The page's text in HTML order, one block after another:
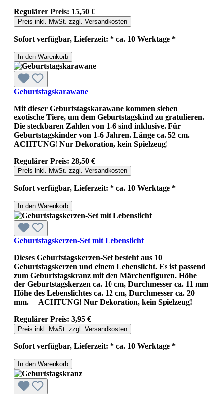
Regulärer Preis: 15,50 €
Preis inkl. MwSt. zzgl. Versandkosten
Sofort verfügbar, Lieferzeit: * ca. 10 Werktage *
In den Warenkorb
Geburtstagskarawane
Mit dieser Geburtstagskarawane kommen sieben
exotische Tiere, um dem Geburtstagskind zu gratulieren.
Die steckbaren Zahlen von 1-6 sind inklusive. Für
Geburtstagskinder von 1-6 Jahren. Länge ca. 52 cm.
ACHTUNG! Nur Dekoration, kein Spielzeug!
Regulärer Preis: 28,50 €
Preis inkl. MwSt. zzgl. Versandkosten
Sofort verfügbar, Lieferzeit: * ca. 10 Werktage *
In den Warenkorb
Geburtstagskerzen-Set mit Lebenslicht
Dieses Geburtstagskerzen-Set besteht aus 10
Geburtstagskerzen und einem Lebenslicht. Es ist passend
zum Geburtstagskranz mit den Märchenfiguren. Höhe
der Geburtstagskerzen ca. 10 cm, Durchmesser ca. 11 mm
Höhe des Lebenslichtes ca. 12 cm, Durchmesser ca. 20
mm. ACHTUNG! Nur Dekoration, kein Spielzeug!
Regulärer Preis: 3,95 €
Preis inkl. MwSt. zzgl. Versandkosten
Sofort verfügbar, Lieferzeit: * ca. 10 Werktage *
In den Warenkorb